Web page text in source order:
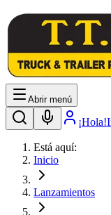
Abrir menú
¡Hola!
Está aquí:
Inicio
Lanzamientos